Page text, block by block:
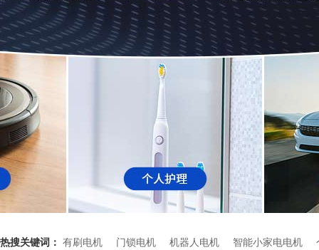
热搜关键词： 有刷电机 门锁电机 机器人电机 智能小家电电机